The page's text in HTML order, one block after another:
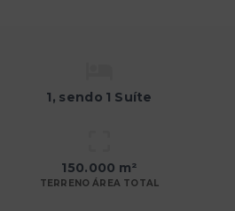
1, sendo 1 Suíte
150.000 m²
TERRENO ÁREA TOTAL